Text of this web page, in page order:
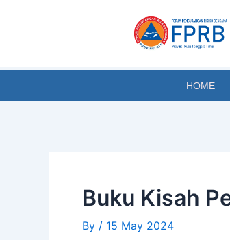
HOME
Buku Kisah
By / 15 May 2024
navigation